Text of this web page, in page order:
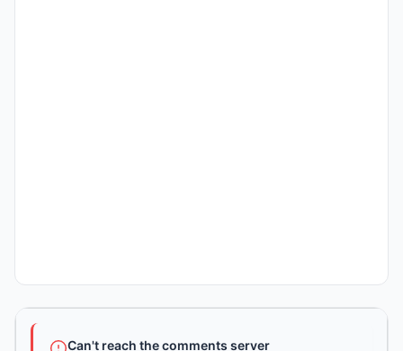
Can't reach the comments server